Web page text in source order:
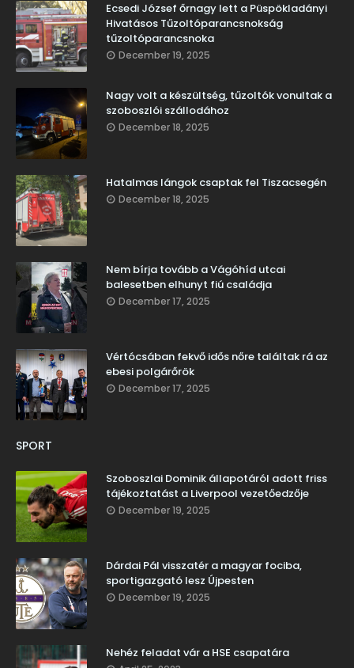
Ecsedi József őrnagy lett a Püspökladányi
Hivatásos Tűzoltóparancsnokság
tűzoltóparancsnoka
December 19, 2025
Nagy volt a készültség, tűzoltók vonultak a
szoboszlói szállodához
December 18, 2025
Hatalmas lángok csaptak fel Tiszacsegén
December 18, 2025
Nem bírja tovább a Vágóhíd utcai
balesetben elhunyt fiú családja
December 17, 2025
Vértócsában fekvő idős nőre találtak rá az
ebesi polgárőrök
December 17, 2025
SPORT
Szoboszlai Dominik állapotáról adott friss
tájékoztatást a Liverpool vezetőedzője
December 19, 2025
Dárdai Pál visszatér a magyar fociba,
sportigazgató lesz Újpesten
December 19, 2025
Nehéz feladat vár a HSE csapatára